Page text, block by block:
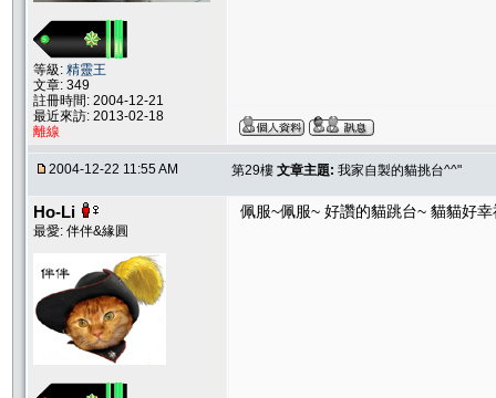
等級: 精靈王
文章: 349
註冊時間: 2004-12-21
最近來訪: 2013-02-18
離線
2004-12-22 11:55 AM 第29樓 文章主題: 我家自製的貓挑台^^"
Ho-Li
最愛: 伴伴&緣圓
佩服~佩服~ 好讚的貓跳台~ 貓貓好幸